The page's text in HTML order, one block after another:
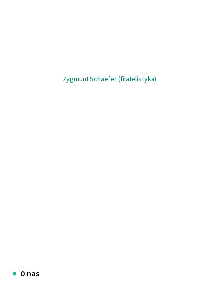
Zygmunt Schaefer (filatelistyka)
MenuO nas